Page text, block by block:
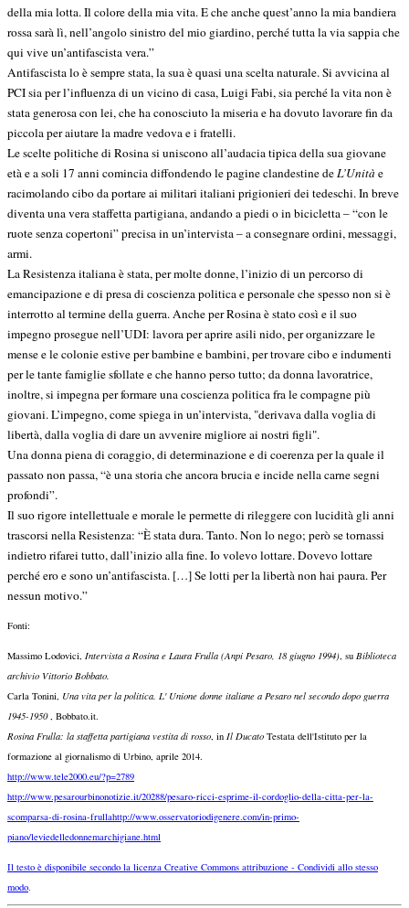
della mia lotta. Il colore della mia vita. E che anche quest’anno la mia bandiera
rossa sarà lì, nell’angolo sinistro del mio giardino, perché tutta la via sappia che
qui vive un’antifascista vera.”
Antifascista lo è sempre stata, la sua è quasi una scelta naturale. Si avvicina al
PCI sia per l’influenza di un vicino di casa, Luigi Fabi, sia perché la vita non è
stata generosa con lei, che ha conosciuto la miseria e ha dovuto lavorare fin da
piccola per aiutare la madre vedova e i fratelli.
Le scelte politiche di Rosina si uniscono all’audacia tipica della sua giovane
età e a soli 17 anni comincia diffondendo le pagine clandestine deL’Unità e
racimolando cibo da portare ai militari italiani prigionieri dei tedeschi. In breve
diventa una vera staffetta partigiana, andando a piedi o in bicicletta ‒ “con le
ruote senza copertoni” precisa in un’intervista ‒ a consegnare ordini, messaggi,
armi.
La Resistenza italiana è stata, per molte donne, l’inizio di un percorso di
emancipazione e di presa di coscienza politica e personale che spesso non si è
interrotto al termine della guerra. Anche per Rosina è stato così e il suo
impegno prosegue nell’UDI: lavora per aprire asili nido, per organizzare le
mense e le colonie estive per bambine e bambini, per trovare cibo e indumenti
per le tante famiglie sfollate e che hanno perso tutto; da donna lavoratrice,
inoltre, si impegna per formare una coscienza politica fra le compagne più
giovani. L’impegno, come spiega in un’intervista, "derivava dalla voglia di
libertà, dalla voglia di dare un avvenire migliore ai nostri figli".
Una donna piena di coraggio, di determinazione e di coerenza per la quale il
passato non passa, “è una storia che ancora brucia e incide nella carne segni
profondi”.
Il suo rigore intellettuale e morale le permette di rileggere con lucidità gli anni
trascorsi nella Resistenza: “È stata dura. Tanto. Non lo nego; però se tornassi
indietro rifarei tutto, dall’inizio alla fine. Io volevo lottare. Dovevo lottare
perché ero e sono un’antifascista. […] Se lotti per la libertà non hai paura. Per
nessun motivo.”
Fonti:
Massimo Lodovici, Intervista a Rosina e Laura Frulla (Anpi Pesaro, 18 giugno 1994), su Biblioteca
archivio Vittorio Bobbato.
Carla Tonini, Una vita per la politica. L' Unione donne italiane a Pesaro nel secondo dopo guerra
1945-1950, Bobbato.it.
Rosina Frulla: la staffetta partigiana vestita di rosso, in Il Ducato Testata dell'Istituto per la
formazione al giornalismo di Urbino, aprile 2014.
http://www.tele2000.eu/?p=2789
http://www.pesarourbinonotizie.it/20288/pesaro-ricci-esprime-il-cordoglio-della-citta-per-la-
scomparsa-di-rosina-frullahttp://www.osservatoriodigenere.com/in-primo-
piano/leviedelledonnemarchigiane.html
Il testo è disponibile secondo la licenza Creative Commons attribuzione - Condividi allo stesso
modo.